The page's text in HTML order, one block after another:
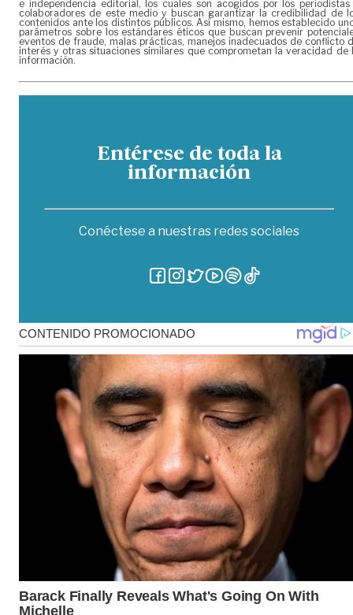
e independencia editorial, los cuales son acogidos por los periodistas
colaboradores de este medio y buscan garantizar la credibilidad de
contenidos ante los distintos públicos. Así mismo, hemos establecido
parámetros sobre los estándares éticos que buscan prevenir
eventos de fraude, malas prácticas, manejos inadecuados de conflicto
interés y otras situaciones similares que comprometan la veracidad de
información.
Entérese de toda la
información
Conéctese a nuestras redes sociales